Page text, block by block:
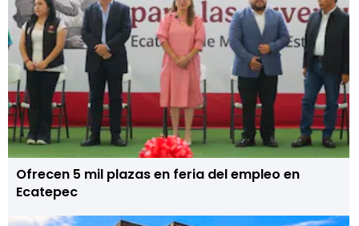
Ofrecen 5 mil plazas en feria del empleo en
Ecatepec